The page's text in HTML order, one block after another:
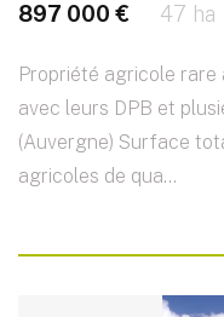
897 000 € 47 ha
Propriété agricole
avec leurs DPB et
(Auvergne) Surface
agricoles de qua...